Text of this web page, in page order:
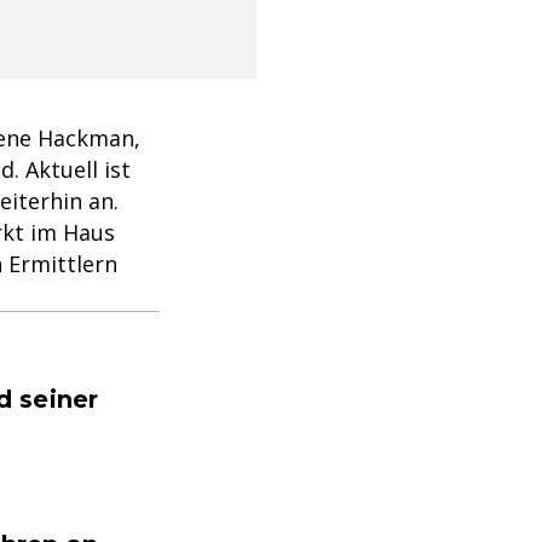
Hackman,
Aktuell ist
an.
im Haus
Ermittlern
seiner